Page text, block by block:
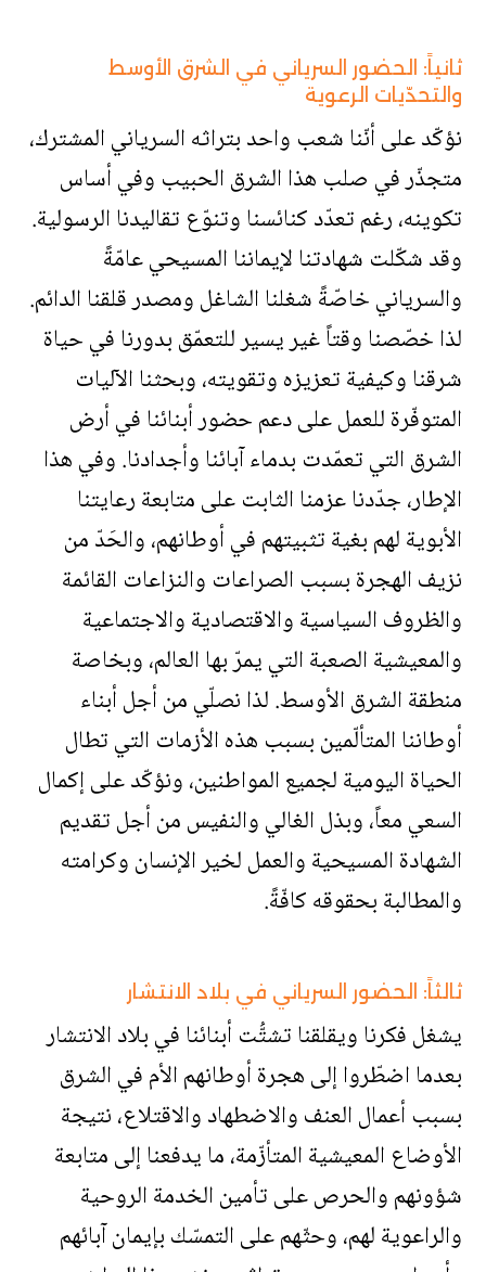
ثانياً: الحضور السرياني في الشرق الأوسط
والتحدّيات الرعوية
نؤكّد على أنّنا شعب واحد بتراثه السرياني المشترك،
متجذّر في صلب هذا الشرق الحبيب وفي أساس
تكوينه، رغم تعدّد كنائسنا وتنوّع تقاليدنا الرسولية.
وقد شكّلت شهادتنا لإيماننا المسيحي عامّةً
والسرياني خاصّةً شغلنا الشاغل ومصدر قلقنا الدائم.
لذا خصّصنا وقتاً غير يسير للتعمّق بدورنا في حياة
شرقنا وكيفية تعزيزه وتقويته، وبحثنا الآليات
المتوفّرة للعمل على دعم حضور أبنائنا في أرض
الشرق التي تعمّدت بدماء آبائنا وأجدادنا. وفي هذا
الإطار، جدّدنا عزمنا الثابت على متابعة رعايتنا
الأبوية لهم بغية تثبيتهم في أوطانهم، والحَدّ من
نزيف الهجرة بسبب الصراعات والنزاعات القائمة
والظروف السياسية والاقتصادية والاجتماعية
والمعيشية الصعبة التي يمرّ بها العالم، وبخاصة
منطقة الشرق الأوسط. لذا نصلّي من أجل أبناء
أوطاننا المتألّمين بسبب هذه الأزمات التي تطال
الحياة اليومية لجميع المواطنين، ونؤكّد على إكمال
السعي معاً، وبذل الغالي والنفيس من أجل تقديم
الشهادة المسيحية والعمل لخير الإنسان وكرامته
والمطالبة بحقوقه كافّةً.
ثالثاً: الحضور السرياني في بلاد الانتشار
يشغل فكرنا ويقلقنا تشتُّت أبنائنا في بلاد الانتشار
بعدما اضطّروا إلى هجرة أوطانهم الأم في الشرق
بسبب أعمال العنف والاضطهاد والاقتلاع، نتيجة
الأوضاع المعيشية المتأزّمة، ما يدفعنا إلى متابعة
شؤونهم والحرص على تأمين الخدمة الروحية
والراعوية لهم، وحثّهم على التمسّك بإيمان آبائهم